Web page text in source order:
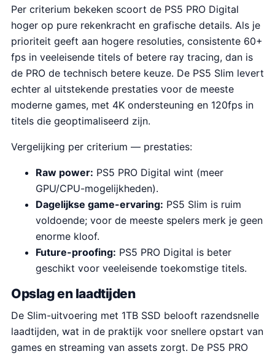
Per criterium bekeken scoort de PS5 PRO Digital
hoger op pure rekenkracht en grafische details. Als je
prioriteit geeft aan hogere resoluties, consistente 60+
fps in veeleisende titels of betere ray tracing, dan is
de PRO de technisch betere keuze. De PS5 Slim levert
echter al uitstekende prestaties voor de meeste
moderne games, met 4K ondersteuning en 120fps in
titels die geoptimaliseerd zijn.
Vergelijking per criterium — prestaties:
Raw power: PS5 PRO Digital wint (meer
GPU/CPU-mogelijkheden).
Dagelijkse game-ervaring: PS5 Slim is ruim
voldoende; voor de meeste spelers merk je geen
enorme kloof.
Future-proofing: PS5 PRO Digital is beter
geschikt voor veeleisende toekomstige titels.
Opslag en laadtijden
De Slim-uitvoering met 1TB SSD belooft razendsnelle
laadtijden, wat in de praktijk voor snellere opstart van
games en streaming van assets zorgt. De PS5 PRO